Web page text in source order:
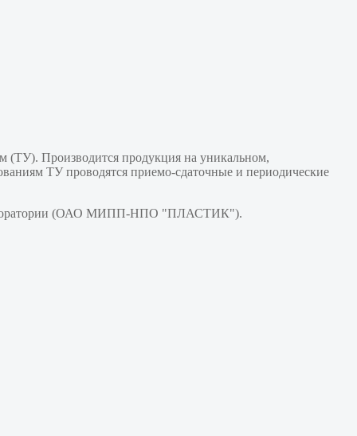
(ТУ). Производится продукция на уникальном,
ТУ проводятся приемо-сдаточные и периодические
(ОАО МИПП-НПО "ПЛАСТИК").